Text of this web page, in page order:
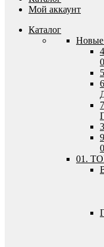
Мой аккаунт
Каталог
Новые
01.